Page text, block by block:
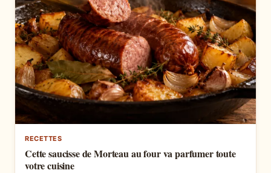
RECETTES
Cette saucisse de Morteau au four va parfumer toute
votre cuisine